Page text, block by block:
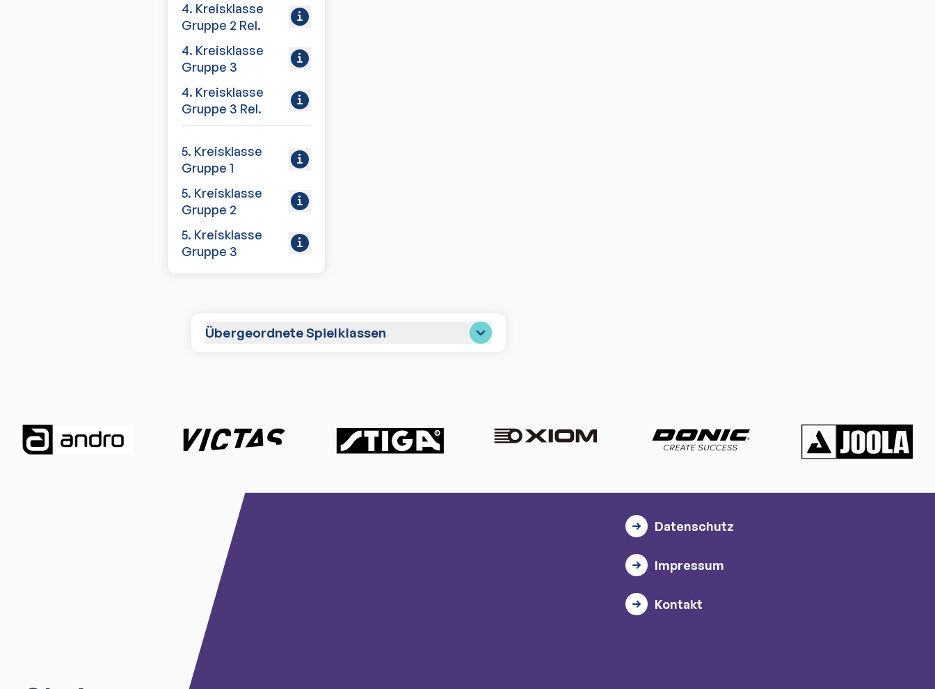
4. Kreisklasse
Gruppe 2 Rel.
4. Kreisklasse
Gruppe 3
4. Kreisklasse
Gruppe 3 Rel.
5. Kreisklasse
Gruppe 1
5. Kreisklasse
Gruppe 2
5. Kreisklasse
Gruppe 3
Übergeordnete Spielklassen
Datenschutz
Impressum
Kontakt